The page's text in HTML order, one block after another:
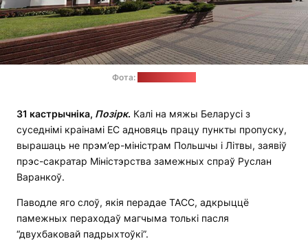
Фота:
31 кастрычніка, Позірк. Калі на мяжы Беларусі з
суседнімі краінамі ЕС адновяць працу пункты пропуску,
вырашаць не прэм’ер-міністрам Польшчы і Літвы, заявіў
прэс-сакратар Міністэрства замежных спраў Руслан
Варанкоў.
Паводле яго слоў, якія перадае ТАСС, адкрыццё
памежных пераходаў магчыма толькі пасля
“двухбаковай падрыхтоўкі”.